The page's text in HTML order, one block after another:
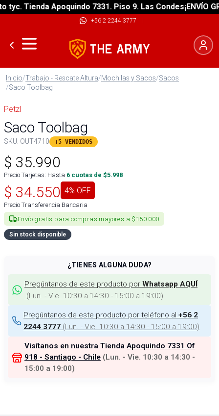
Tienda Apoquindo 7331. Piso 9. Las Condes¡ENVÍO
+56 2 2244 3777 |
Inicio/Trabajo - Rescate Altura/Mochilas y Sacos/Sacos
/Saco Toolbag
Petzl
Saco Toolbag
SKU: OUT4710 +5 VENDIDOS
$ 35.990
Precio Tarjetas: Hasta 6 cuotas de $5.998
$ 34.550 4% OFF
Precio Transferencia Bancaria
Envío gratis para compras mayores a $150.000
Sin stock disponible
¿TIENES ALGUNA DUDA?
Pregúntanos de este producto por Whatsapp AQUÍ
(Lun. - Vie. 10:30 a 14:30 - 15:00 a 19:00)
Pregúntanos de este producto por teléfono al +56 2
2244 3777 (Lun. - Vie. 10:30 a 14:30 - 15:00 a 19:00)
Visítanos en nuestra Tienda Apoquindo 7331 Of
918 - Santiago - Chile (Lun. - Vie. 10:30 a 14:30 -
15:00 a 19:00)